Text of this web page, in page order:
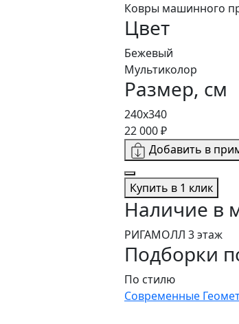
Ковры машинного
Цвет
Бежевый
Мультиколор
Размер, см
240x340
22 000 ₽
Добавить в
Купить в 1 клик
Наличие в
РИГАМОЛЛ 3 этаж
Подборки
По стилю
Современные